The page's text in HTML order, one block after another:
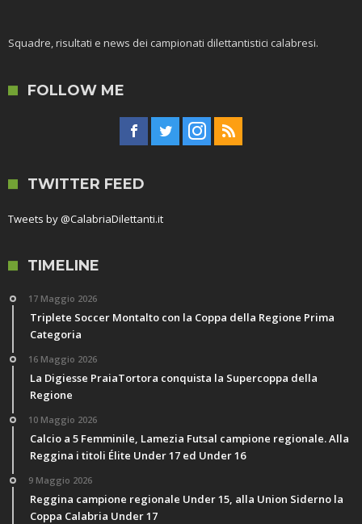
Squadre, risultati e news dei campionati dilettantistici calabresi.
FOLLOW ME
TWITTER FEED
Tweets by @CalabriaDilettanti.it
TIMELINE
17 Maggio 2026
Triplete Soccer Montalto con la Coppa della Regione Prima
Categoria
16 Maggio 2026
La Digiesse PraiaTortora conquista la Supercoppa della
Regione
10 Maggio 2026
Calcio a 5 Femminile, Lamezia Futsal campione regionale. Alla
Reggina i titoli Élite Under 17 ed Under 16
9 Maggio 2026
Reggina campione regionale Under 15, alla Union Siderno la
Coppa Calabria Under 17